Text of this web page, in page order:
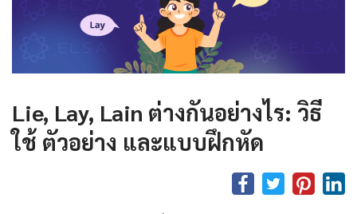
Lie, Lay, Lain ต่างกันอย่างไร: วิธี
ใช้ ตัวอย่าง และแบบฝึกหัด